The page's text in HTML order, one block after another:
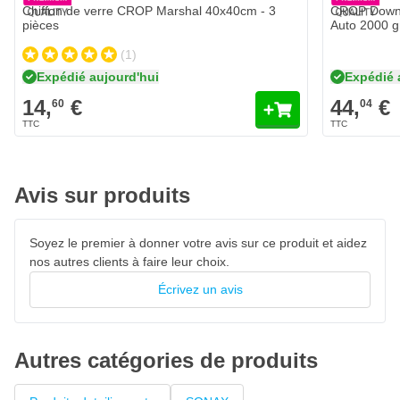
Nettoyant vitres puissant pour usage automobile
Élimine rapidement saleté, graisse et empreintes digitales
Résultat sans traces à l’intérieur et à l’extérieur
Convient aux pare-brises, rétroviseurs et surfaces vitrées
Application facile en spray
Ne laisse ni voile ni film
Améliore la visibilité et la sécurité
Chiffon de verre CROP Marshal 40x40cm - 3
pièces
(1)
Expédié aujourd'hui
14,60 €
CROP
Auto 2000
Expédié
44,04 €
Avis sur produits
Soyez le premier à donner votre avis sur ce produit et aidez
nos autres clients à faire leur choix.
Écrivez un avis
Autres catégories de produits